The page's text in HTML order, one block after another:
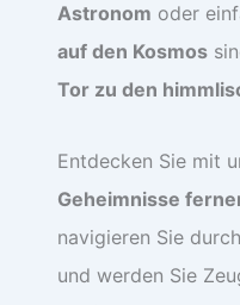
Astronom oder
auf den Kosmos
Tor zu den
Entdecken Sie mit
Geheimnisse
navigieren Sie
und werden Sie